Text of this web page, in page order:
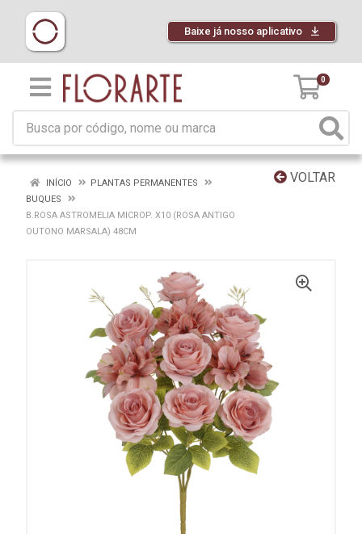
Baixe já nosso aplicativo
0
VOLTAR
INÍCIO
PLANTAS PERMANENTES
BUQUES
B.ROSA ASTROMELIA MICROP. X10 (ROSA ANTIGO
OUTONO MARSALA) 48CM